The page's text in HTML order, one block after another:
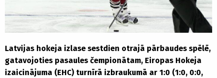
Latvijas hokeja izlase sestdien otrajā pārbaudes spēlē,
gatavojoties pasaules čempionātam, Eiropas Hokeja
izaicinājuma (EHC) turnīrā izbraukumā ar 1:0 (1:0, 0:0,